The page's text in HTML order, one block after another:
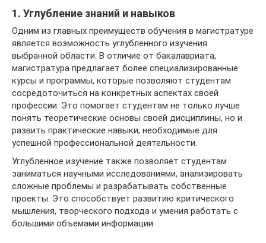
1. Углубление знаний и навыков
Одним из главных преимуществ обучения в магистратуре
является возможность углубленного изучения
выбранной области. В отличие от бакалавриата,
магистратура предлагает более специализированные
курсы и программы, которые позволяют студентам
сосредоточиться на конкретных аспектах своей
профессии. Это помогает студентам не только лучше
понять теоретические основы своей дисциплины, но и
развить практические навыки, необходимые для
успешной профессиональной деятельности.
Углубленное изучение также позволяет студентам
заниматься научными исследованиями, анализировать
сложные проблемы и разрабатывать собственные
проекты. Это способствует развитию критического
мышления, творческого подхода и умения работать с
большими объемами информации.